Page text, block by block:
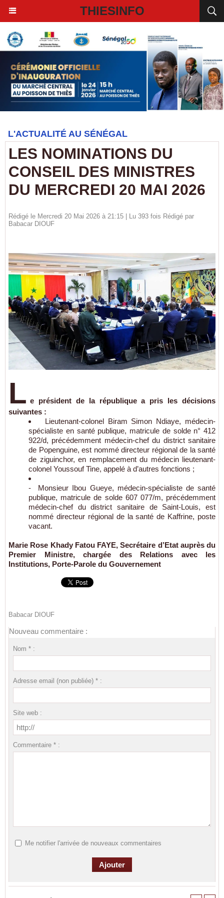
THIESINFO
L'ACTUALITÉ AU SÉNÉGAL
LES NOMINATIONS DU
CONSEIL DES MINISTRES
DU MERCREDI 20 MAI 2026
Rédigé le Mercredi 20 Mai 2026 à 21:15 | Lu 393 fois Rédigé par
Babacar DIOUF
L e président de la république a pris les décisions
suivantes :
Lieutenant-colonel Biram Simon Ndiaye, médecin-
spécialiste en santé publique, matricule de solde n° 412
922/d, précédemment médecin-chef du district sanitaire
de Popenguine, est nommé directeur régional de la santé
de ziguinchor, en remplacement du médecin lieutenant-
colonel Youssouf Tine, appelé à d’autres fonctions ;
- Monsieur Ibou Gueye, médecin-spécialiste de santé
publique, matricule de solde 607 077/m, précédemment
médecin-chef du district sanitaire de Saint-Louis, est
nommé directeur régional de la santé de Kaffrine, poste
vacant.
Marie Rose Khady Fatou FAYE, Secrétaire d’Etat auprès du
Premier Ministre, chargée des Relations avec les
Institutions, Porte-Parole du Gouvernement
Babacar DIOUF
Nouveau commentaire :
Nom * :
Adresse email (non publiée) * :
Site web :
Commentaire * :
Me notifier l'arrivée de nouveaux commentaires